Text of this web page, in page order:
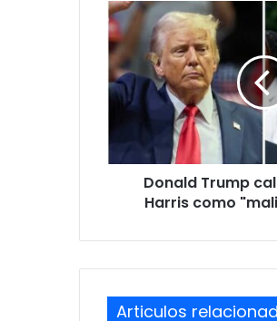
Donald
Trump
califica
a
Kamala
Harris
"maliciosa
y
Donald Trump
Harris como
Articulos